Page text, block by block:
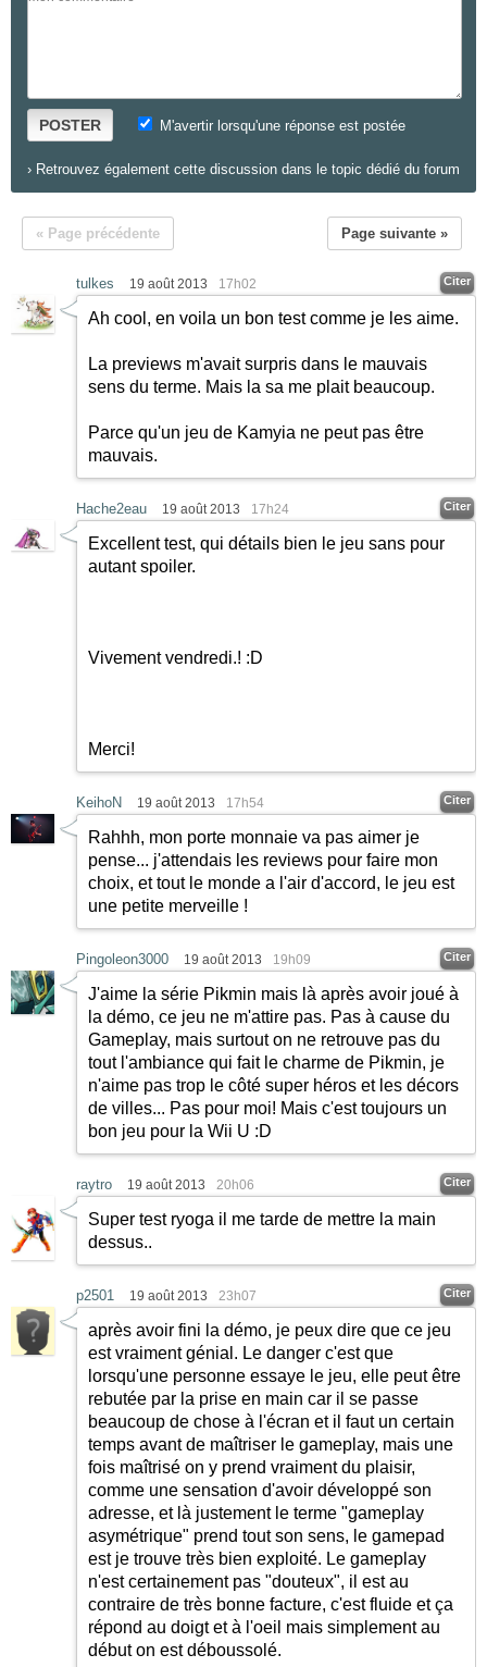
POSTER M'avertir lorsqu'une réponse est postée
› Retrouvez également cette discussion dans le topic dédié du forum
« Page précédente Page suivante »
tulkes 19 août 2013 17h02 Citer
Ah cool, en voila un bon test comme je les aime.
La previews m'avait surpris dans le mauvais
sens du terme. Mais la sa me plait beaucoup.
Parce qu'un jeu de Kamyia ne peut pas être
mauvais.
Hache2eau 19 août 2013 17h24 Citer
Excellent test, qui détails bien le jeu sans pour
autant spoiler.
Vivement vendredi.! :D
Merci!
KeihoN 19 août 2013 17h54 Citer
Rahhh, mon porte monnaie va pas aimer je
pense... j'attendais les reviews pour faire mon
choix, et tout le monde a l'air d'accord, le jeu est
une petite merveille !
Pingoleon3000 19 août 2013 19h09 Citer
J'aime la série Pikmin mais là après avoir joué à
la démo, ce jeu ne m'attire pas. Pas à cause du
Gameplay, mais surtout on ne retrouve pas du
tout l'ambiance qui fait le charme de Pikmin, je
n'aime pas trop le côté super héros et les décors
de villes... Pas pour moi! Mais c'est toujours un
bon jeu pour la Wii U :D
raytro 19 août 2013 20h06 Citer
Super test ryoga il me tarde de mettre la main
dessus..
p2501 19 août 2013 23h07 Citer
après avoir fini la démo, je peux dire que ce jeu
est vraiment génial. Le danger c'est que
lorsqu'une personne essaye le jeu, elle peut être
rebutée par la prise en main car il se passe
beaucoup de chose à l'écran et il faut un certain
temps avant de maîtriser le gameplay, mais une
fois maîtrisé on y prend vraiment du plaisir,
comme une sensation d'avoir développé son
adresse, et là justement le terme "gameplay
asymétrique" prend tout son sens, le gamepad
est je trouve très bien exploité. Le gameplay
n'est certainement pas "douteux", il est au
contraire de très bonne facture, c'est fluide et ça
répond au doigt et à l'oeil mais simplement au
début on est déboussolé.